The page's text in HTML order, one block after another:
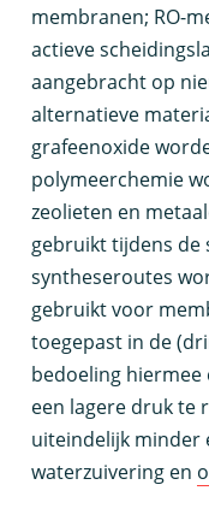
membranen; RO-
actieve
aangebracht op
alternatieve
grafeenoxide
polymeerchemie
zeolieten en
gebruikt tijdens de
syntheseroutes
gebruikt voor
toegepast in de
bedoeling
een lagere druk te
uiteindelijk minder
waterzuivering en